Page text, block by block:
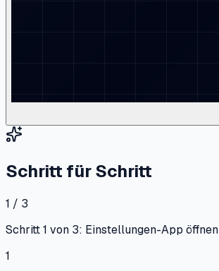
Schritt für Schritt
1 / 3
Schritt 1 von 3: Einstellungen-App öffnen
1